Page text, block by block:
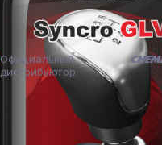
Официальный
дистрибьютор